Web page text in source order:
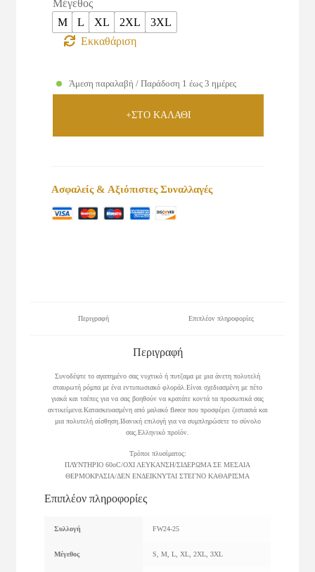
Μέγεθος
M
L XL 2XL
3XL
Εκκαθάριση
Άμεση παραλαβή / Παράδοση 1 έως 3 ημέρες
+ΣΤΟ ΚΑΛΑΘΙ
Ασφαλείς & Αξιόπιστες Συναλλαγές
Περιγραφή Επιπλέον πληροφορίες
Περιγραφή
Συνοδέψτε το αγαπημένο σας νυχτικό ή πυτζαμα με μια άνετη πολυτελή
σταυρωτή ρόμπα με ένα εντυπωσιακό φλοράλ.Είναι σχεδιασμένη με πέτο
γιακά και τσέπες για να σας βοηθούν να κρατάτε κοντά τα προσωπικά σας
αντικείμενα.Κατασκευασμένη από μαλακό fleece που προσφέρει ζεστασιά και
μια πολυτελή αίσθηση.Ιδανική επιλογή για να συμπληρώσετε το σύνολο
σας.Ελληνικό προϊόν.
Τρόποι πλυσίματος:
ΠΛΥΝΤΗΡΙΟ 60οC/ΟΧΙ ΛΕΥΚΑΝΣΗ/ΣΙΔΕΡΩΜΑ ΣΕ ΜΕΣΑΙΑ
ΘΕΡΜΟΚΡΑΣΙΑ/ΔΕΝ ΕΝΔΕΙΚΝΥΤΑΙ ΣΤΕΓΝΟ ΚΑΘΑΡΙΣΜΑ
Επιπλέον πληροφορίες
Συλλογή FW24-25
Μέγεθος S, M, L, XL, 2XL, 3XL